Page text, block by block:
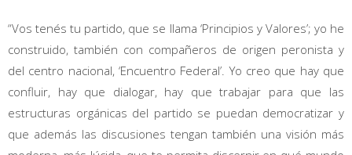
“Vos tenés tu partido, que se llama ‘Principios y Valores’; yo he
construido, también con compañeros de origen peronista y
del centro nacional, ‘Encuentro Federal’. Yo creo que hay que
confluir, hay que dialogar, hay que trabajar para que las
estructuras orgánicas del partido se puedan democratizar y
que además las discusiones tengan también una visión más